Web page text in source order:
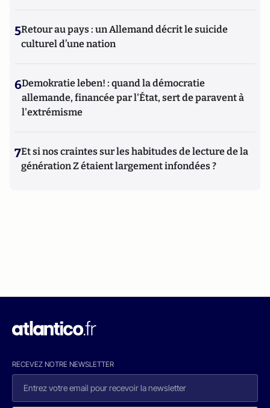
5Retour au pays : un Allemand décrit le suicide
culturel d’une nation
6Demokratie leben! : quand la démocratie
allemande, financée par l'État, sert de paravent à
l'extrémisme
7Et si nos craintes sur les habitudes de lecture de la
génération Z étaient largement infondées ?
RECEVEZ NOTRE NEWSLETTER